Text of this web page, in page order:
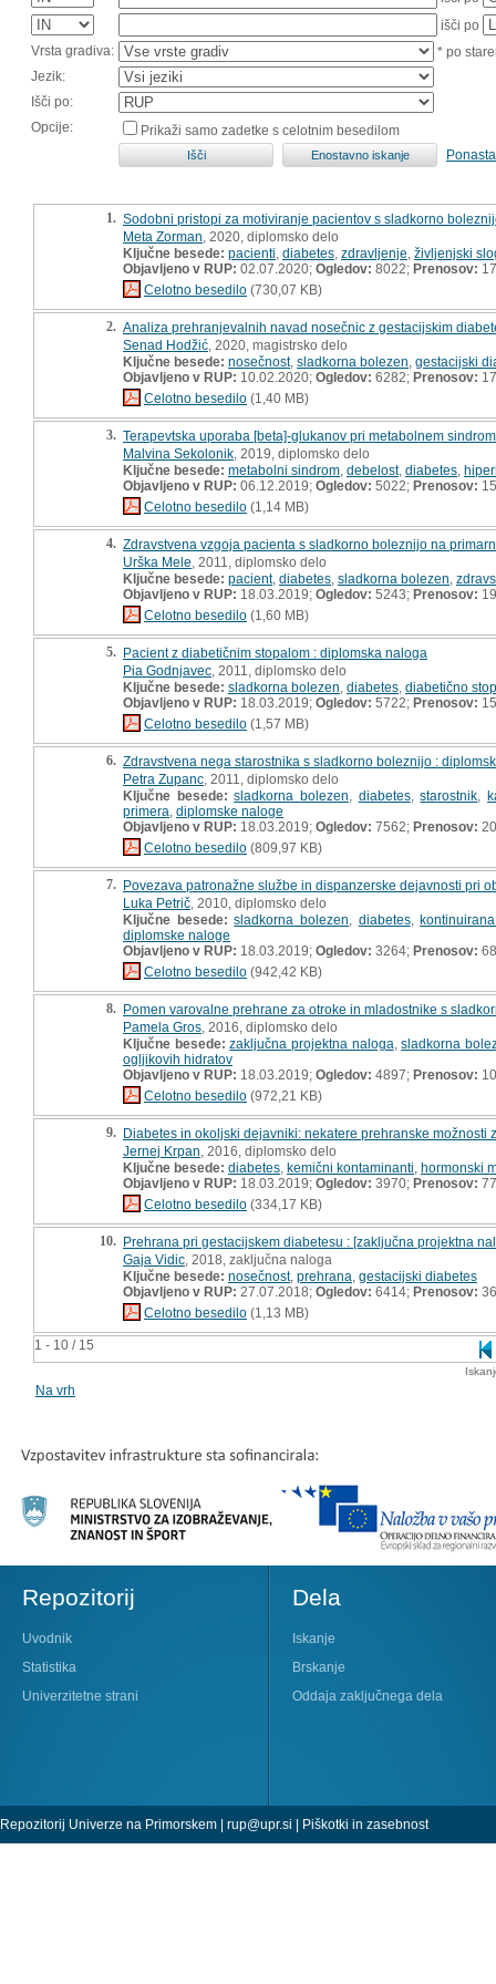
išči po
Vrsta gradiva:
* po
Jezik:
Išči po:
Opcije:
Prikaži samo zadetke s celotnim besedilom
1 - 10 / 15
1. Sodobni pristopi za motiviranje pacientov s sladkorno
Meta Zorman , 2020, diplomsko delo
Ključne besede: pacienti diabetes zdravljenje življenjski
Objavljeno v RUP: 02.07.2020; Ogledov: 8022; Prenosov:
Celotno besedilo (730,07 KB)
2. Analiza prehranjevalnih navad nosečnic z gestacijskim
Senad Hodžić , 2020, magistrsko delo
Ključne besede: nosečnost, sladkorna bolezen gestacijski
Objavljeno v RUP: 10.02.2020; Ogledov: 6282; Prenosov:
Celotno besedilo (1,40 MB)
3. Terapevtska uporaba [beta]-glukanov pri metabolnem
Malvina Sekolonik , 2019, diplomsko delo
Ključne besede: metabolni sindrom debelost, diabetes
Objavljeno v RUP: 06.12.2019; Ogledov: 5022; Prenosov:
Celotno besedilo (1,14 MB)
4. Zdravstvena vzgoja pacienta s sladkorno boleznijo na
Urška Mele , 2011, diplomsko delo
Ključne besede: pacient, diabetes sladkorna bolezen
Objavljeno v RUP: 18.03.2019; Ogledov: 5243; Prenosov:
Celotno besedilo (1,60 MB)
5. Pacient z diabetičnim stopalom : diplomska naloga
Pia Godnjavec , 2011, diplomsko delo
Ključne besede: sladkorna bolezen diabetes diabetično
Objavljeno v RUP: 18.03.2019; Ogledov: 5722; Prenosov:
Celotno besedilo (1,57 MB)
6. Zdravstvena nega starostnika s sladkorno boleznijo :
Petra Zupanc , 2011, diplomsko delo
Ključne besede: sladkorna bolezen diabetes,starostnik ,
primera diplomske naloge
Objavljeno v RUP: 18.03.2019; Ogledov: 7562; Prenosov:
Celotno besedilo (809,97 KB)
7. Povezava patronažne službe in dispanzerske dejavnosti pri
Luka Petrič , 2010, diplomsko delo
Ključne besede: sladkorna bolezen diabetes,
diplomske naloge
Objavljeno v RUP: 18.03.2019; Ogledov: 3264; Prenosov: 68
Celotno besedilo (942,42 KB)
8. Pomen varovalne prehrane za otroke in mladostnike s
Pamela Gros , 2016, diplomsko delo
Ključne besede: zaključna projektna naloga ,sladkorna
ogljikovih hidratov
Objavljeno v RUP: 18.03.2019; Ogledov: 4897; Prenosov:
Celotno besedilo (972,21 KB)
9. Diabetes in okoljski dejavniki: nekatere prehranske
Jernej Krpan , 2016, diplomsko delo
Ključne besede: diabetes kemični kontaminanti hormonski
Objavljeno v RUP: 18.03.2019; Ogledov: 3970; Prenosov: 77
Celotno besedilo (334,17 KB)
10. Prehrana pri gestacijskem diabetesu : [zaključna projektna
Gaja Vidic , 2018, zaključna naloga
Ključne besede: nosečnost, prehrana gestacijski diabetes
Objavljeno v RUP: 27.07.2018; Ogledov: 6414; Prenosov:
Celotno besedilo (1,13 MB)
Na vrh
Repozitorij
Uvodnik
Statistika
Univerzitetne strani
Dela
Iskanje
Brskanje
Oddaja zaključnega dela
Repozitorij Univerze na Primorskem | rup@upr.si | Piškotki in zasebnost